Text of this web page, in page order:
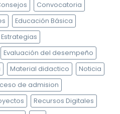
Convocatoria
Educación Básica
Estrategias
Evaluación del desempeño
Material didactico
Noticia
de admision
Recursos Digitales